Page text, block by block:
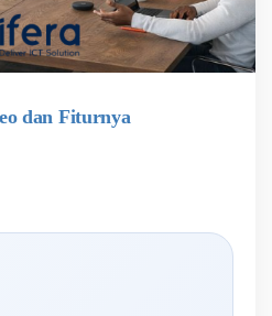
dan Fiturnya